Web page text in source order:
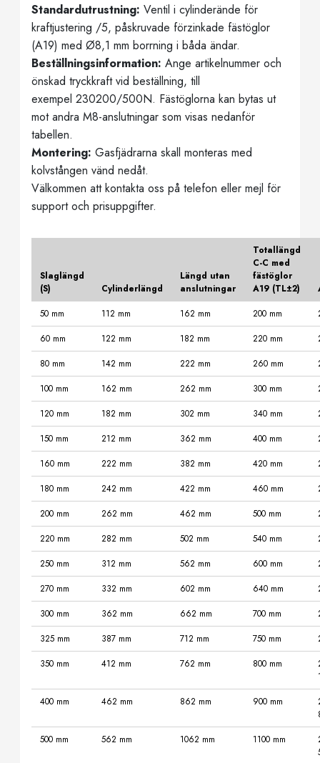
Standardutrustning: Ventil i cylinderände för
kraftjustering /5, påskruvade förzinkade fästöglor
(A19) med Ø8,1 mm borrning i båda ändar.
Beställningsinformation: Ange artikelnummer och
önskad tryckkraft vid beställning, till
exempel 230200/500N. Fästöglorna kan bytas ut
mot andra M8-anslutningar som visas nedanför
tabellen.
Montering: Gasfjädrarna skall monteras med
kolvstången vänd nedåt.
Välkommen att kontakta oss på telefon eller mejl för
support och prisuppgifter.
Slaglängd
(S)
Cylinderlängd
Längd utan
anslutningar
Totallängd
C-C med
fästöglor
A19 (TL±2)
50 mm
112 mm 162 mm 200 mm
60 mm
122 mm 182 mm 220 mm
80 mm
142 mm 222 mm 260 mm
100 mm
162 mm 262 mm 300 mm
120 mm
182 mm 302 mm 340 mm
150 mm
212 mm 362 mm 400 mm
160 mm
222 mm 382 mm 420 mm
180 mm
242 mm 422 mm 460 mm
200 mm
262 mm 462 mm 500 mm
220 mm
282 mm 502 mm 540 mm
250 mm
312 mm 562 mm 600 mm
270 mm
332 mm 602 mm 640 mm
300 mm
362 mm 662 mm 700 mm
325 mm
387 mm 712 mm 750 mm
350 mm
412 mm 762 mm 800 mm
400 mm
462 mm 862 mm 900 mm
500 mm
562 mm 1062 mm 1100 mm